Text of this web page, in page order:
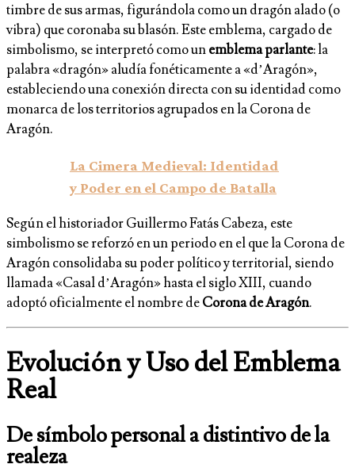
timbre de sus armas, figurándola como un dragón alado (o
vibra) que coronaba su blasón. Este emblema, cargado de
simbolismo, se interpretó como unemblema parlante: la
palabra «dragón» aludía fonéticamente a «d’Aragón»,
estableciendo una conexión directa con su identidad como
monarca de los territorios agrupados en la Corona de
Aragón.
La Cimera Medieval: Identidad
y Poder en el Campo de Batalla
Según el historiador Guillermo Fatás Cabeza, este
simbolismo se reforzó en un periodo en el que la Corona de
Aragón consolidaba su poder político y territorial, siendo
llamada «Casal d’Aragón» hasta el siglo XIII, cuando
adoptó oficialmente el nombre deCorona de Aragón.
Evolución y Uso del Emblema
Real
De símbolo personal a distintivo de la
realeza